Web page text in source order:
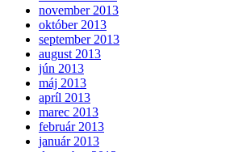
november 2013
október 2013
september 2013
august 2013
jún 2013
máj 2013
apríl 2013
marec 2013
február 2013
január 2013